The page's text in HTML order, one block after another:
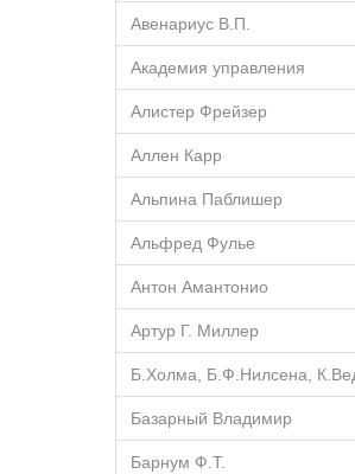
Авенариус В.П.
Академия управления
Алистер Фрейзер
Аллен Карр
Альпина Паблишер
Альфред Фулье
Антон Амантонио
Артур Г. Миллер
Б.Холма, Б.Ф.Нилсена,
Базарный Владимир
Барнум Ф.Т.